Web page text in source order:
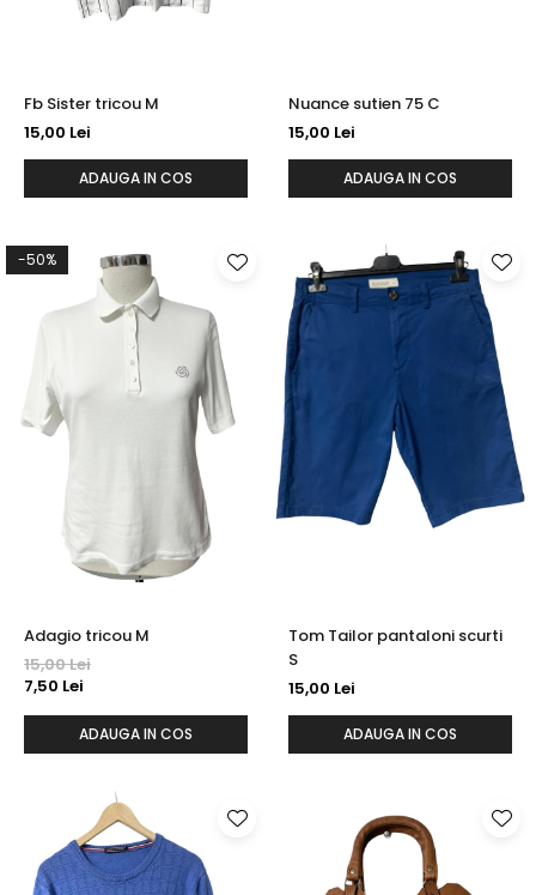
Fb Sister tricou M
15,00 Lei
ADAUGA IN COS
Nuance sutien 75 C
15,00 Lei
ADAUGA IN COS
-50%
Adagio tricou M
15,00 Lei
7,50 Lei
ADAUGA IN COS
Tom Tailor pantaloni scurti
S
15,00 Lei
ADAUGA IN COS